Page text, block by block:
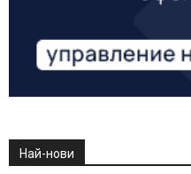
Най-нови